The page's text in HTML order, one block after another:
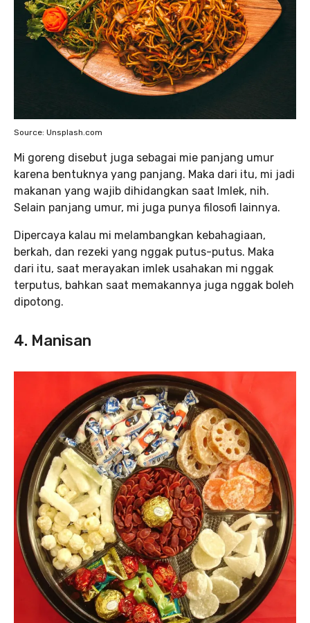
Source: Unsplash.com
Mi goreng disebut juga sebagai mie panjang umur
karena bentuknya yang panjang. Maka dari itu, mi jadi
makanan yang wajib dihidangkan saat Imlek, nih.
Selain panjang umur, mi juga punya filosofi lainnya.
Dipercaya kalau mi melambangkan kebahagiaan,
berkah, dan rezeki yang nggak putus-putus. Maka
dari itu, saat merayakan imlek usahakan mi nggak
terputus, bahkan saat memakannya juga nggak boleh
dipotong.
4. Manisan